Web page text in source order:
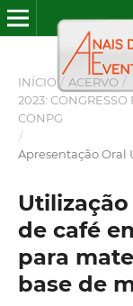
INÍCIO / ACERVO /
2023:
CONPG
/
Apresentação Oral
de café
para
base de